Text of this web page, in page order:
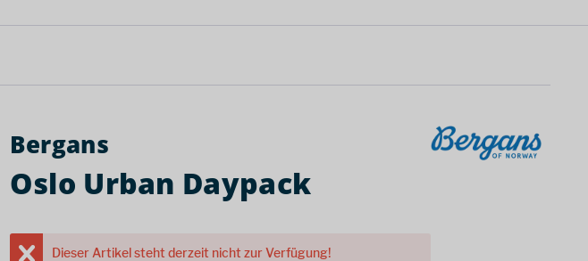
Bergans
Oslo Urban Daypack
Dieser Artikel steht derzeit nicht zur Verfügung!